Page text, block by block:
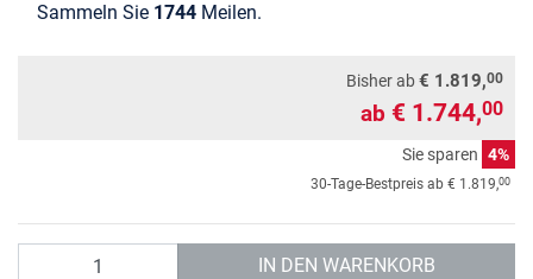
Sammeln Sie 1744 Meilen.
Bisher ab€ 1.819,00
ab € 1.744,00
Sie sparen 4%
30-Tage-Bestpreis ab € 1.819,00
IN DEN WARENKORB